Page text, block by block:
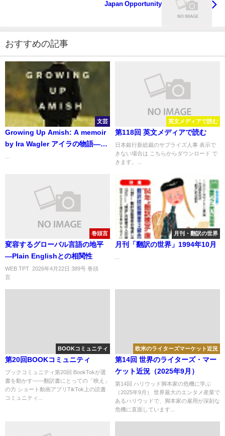
Japan Opportunity
おすすめの記事
文芸
Growing Up Amish: A memoir
by Ira Wagler アイラの物語――
英文メディアで読む
第118回 英文メディアで読む
日本銀行新総裁のサプライズ人事 表示で
きない場合は こちらからダウンロード で
きます。...
巻頭言
変容するグローバル言語の地平
―Plain Englishとの相関性
WEB TPT 2026年4月22日 389号 巻頭
言
月刊・翻訳の世界
月刊「翻訳の世界」1994年10月
BOOKコミュニティ
第20回BOOKコミュニティ
ブックコミュニティ第20回 BookTokが選
書を動かす——翻訳書にとっての「映え」
の力 ショート動画アプリTikTok上の読書
コミュニティ...
欧米のライターズマーケット近況
第14回 世界のライターズ・マー
ケット近況（2025年9月）
第14回 ハリウッド脚本家の危機に学ぶ
（2025年9月） 世界最大のエンタメ産業で
あるハリウッドで、脚本家の雇用が深刻な
危機に直面しています...